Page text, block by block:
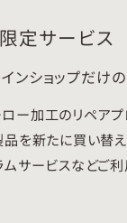
限定サービス
ンショップだけ
ー加工のリペアプ
品を新たに買い替
ムサービスなどご